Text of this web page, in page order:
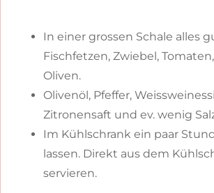
In einer grossen Schale alles
Fischfetzen, Zwiebel,
Oliven.
Olivenöl, Pfeffer,
Zitronensaft und ev. wenig
Im Kühlschrank ein paar
lassen. Direkt aus dem
servieren.